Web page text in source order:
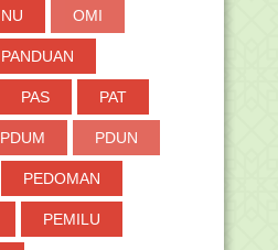
NU OMI
PANDUAN
PAS PAT
PDUM PDUN
PEDOMAN
PEMILU